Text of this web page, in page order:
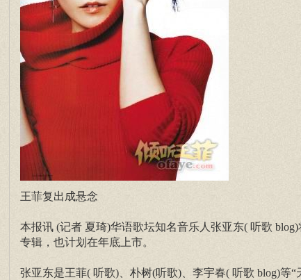
王菲复出成悬念
本报讯 (记者 夏琦)华语歌坛知名音乐人张亚东( 听歌
专辑，也计划在年底上市。
张亚东是王菲( 听歌)、朴树(听歌)、李宇春( 听歌 blog)等